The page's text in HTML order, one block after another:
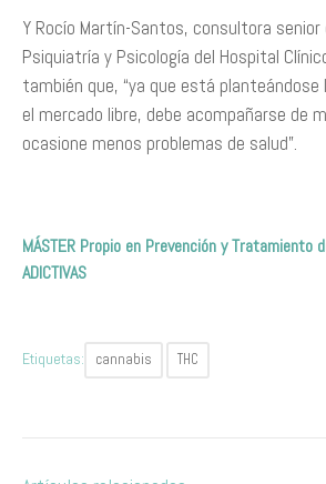
Y Rocío Martín-Santos, consultora senior
Psiquiatría y Psicología del Hospital
también que, “ya que está planteándose
el mercado libre, debe acompañarse de
ocasione menos problemas de salud”.
MÁSTER Propio en Prevención y Tratamiento
ADICTIVAS
Etiquetas: cannabis THC